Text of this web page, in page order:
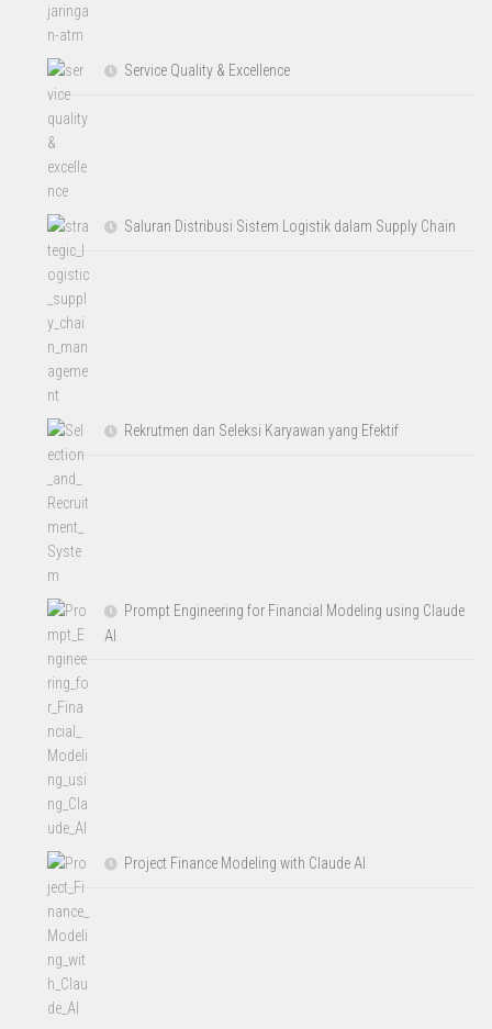
Service Quality & Excellence
Saluran Distribusi Sistem Logistik dalam Supply Chain
Rekrutmen dan Seleksi Karyawan yang Efektif
Prompt Engineering for Financial Modeling using Claude
AI
Project Finance Modeling with Claude AI